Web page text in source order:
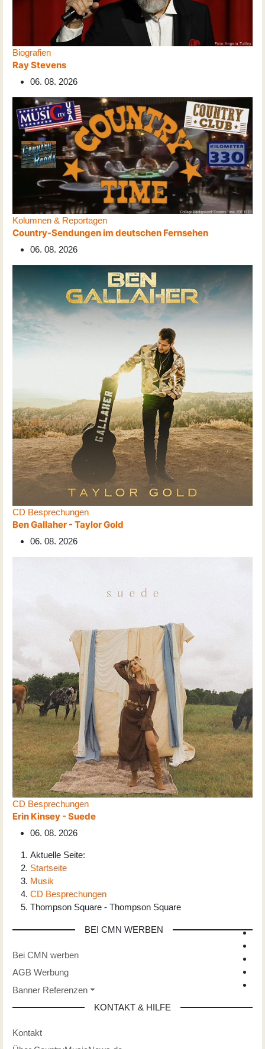
Biografien
Ray Stevens
06. 08. 2026
Kolumnen & Reportagen
Country-Sendungen im deutschen Fernsehen
06. 08. 2026
CD Besprechungen
Ben Gallaher - Taylor Gold
06. 08. 2026
CD Besprechungen
Erin Kinsey - Suede
06. 08. 2026
Aktuelle Seite:
Startseite
Musik
CD Besprechungen
Thompson Square - Thompson Square
BEI CMN WERBEN
Bei CMN werben
AGB Werbung
Banner Referenzen
KONTAKT & HILFE
Kontakt